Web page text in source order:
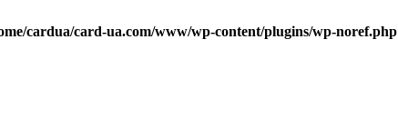
cardua/card-ua.com/www/wp-content/plugins/wp-noref.php